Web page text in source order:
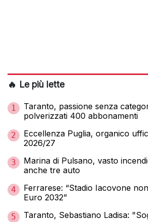
🔥 Le più lette
1
Taranto, passione senza
polverizzati 400 abbonamenti
2
Eccellenza Puglia, organico
2026/27
3
Marina di Pulsano, vasto
anche tre auto
4
Ferrarese: “Stadio Iacovone
Euro 2032”
5 Taranto, Sebastiano Ladisa: